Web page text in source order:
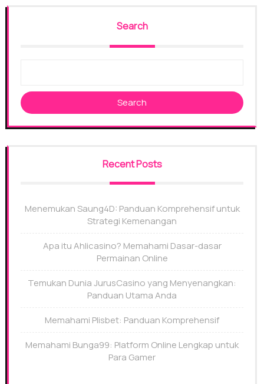
Search
Search
Recent Posts
Menemukan Saung4D: Panduan Komprehensif untuk
Strategi Kemenangan
Apa itu Ahlicasino? Memahami Dasar-dasar
Permainan Online
Temukan Dunia JurusCasino yang Menyenangkan:
Panduan Utama Anda
Memahami Plisbet: Panduan Komprehensif
Memahami Bunga99: Platform Online Lengkap untuk
Para Gamer